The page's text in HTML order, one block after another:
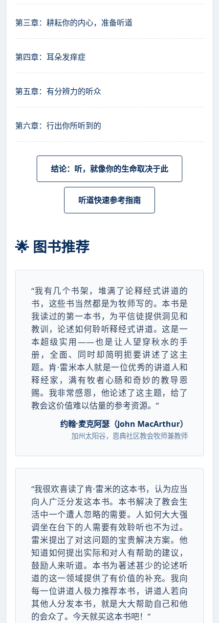
第三章：耕耘你的内心，准备听道
第四章：耳朵发痒症
第五章：有分辨力的听众
第六章：行出你所听到的
结论：听，就像你的生命取决于此
听道快速参考指南
🌟 图书推荐
“我有几个书架，堆满了论释经式讲道的
书，这些书当然都是为牧师写的。本书是
我读过的第一本书，为平信徒提供洞见和
教训，论述如何聆听释经式讲道。这是一
本超级实用——也是让人望穿秋水的手
册，全面、同时却简明扼要讲述了这主
题。肯·雷米本人就是一位优秀的讲道人和
释经家，满有牧者心肠和奇妙的教导恩
赐。我非常感恩，他论述了这主题，给了
教会这价值难以估量的参考资源。”
约翰·麦克阿瑟（John MacArthur）
加州太阳谷，恩典社区教会牧师兼教师
“我很欢喜读了肯·雷米的这本书，认为应当
向人广泛分发这本书。本书解决了教会生
活中一个遭人忽略的需要。人如何大大强
调坐在台下的人需要有效聆听也不为过。
雷米提出了对这问题的宝贵解决方案。他
知道如何提出实际和对人有帮助的建议，
鼓励人来听道。本书为著述甚少的论述听
道的这一领域提供了有价值的补充。我向
每一位讲道人极力推荐本书，讲道人若向
其他人分发本书，就是大大帮助自己和他
的会众了。今天就买这本书吧！”